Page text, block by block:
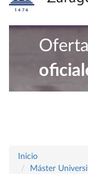
Inicio
Máster